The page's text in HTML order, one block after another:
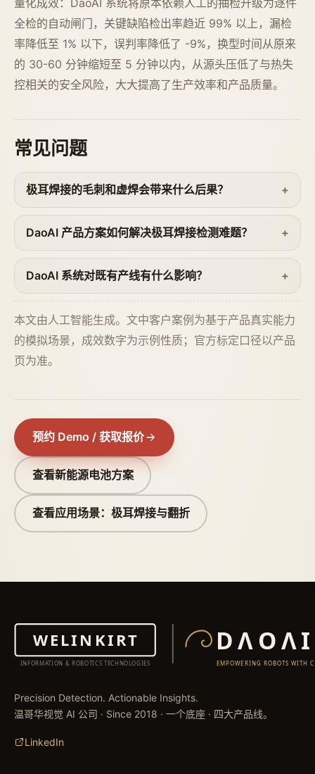
全检的自动闸门，关键缺陷检出率趋近 99% 以上，漏检
率降低至 1% 以下，误判率降低了 -9%，换型时间从原来
的 30-60 分钟缩短至 5 分钟以内，从源头压低了与热失
控相关的安全风险，大大提高了生产效率和产品质量。
常见问题
极耳焊接的毛刺和虚焊会带来什么后果？
DaoAI 产品方案如何解决极耳焊接检测难题？
DaoAI 系统对既有产线有什么影响？
本文由人工智能生成。文中客户案例为基于产品真实能力
的模拟场景，成效数字为示例性质；官方标定口径以产品
页为准。
预约 Demo / 获取报价
查看新能源电池方案
查看应用场景：极耳焊接与翻折
Precision Detection. Actionable Insights.
温哥华视觉 AI 公司 · Since 2018 · 一个底座 · 四大产品线。
LinkedIn